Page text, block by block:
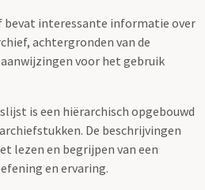
bevat interessante informatie over
achtergronden van de
voor het gebruik
is een hiërarchisch opgebouwd
De beschrijvingen
lezen en begrijpen van een
en ervaring.